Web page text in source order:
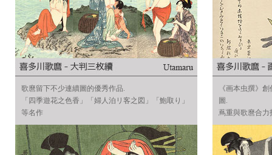
歌麿留下不少連續圖的優秀作品.
「四季遊花之色香」「婦人泊リ客之図」「鮑取り」
等名作
《画本虫撰》
圖.
蔦重與歌麿合力